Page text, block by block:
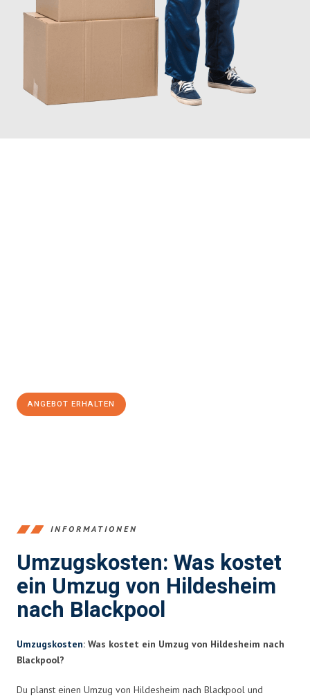
ANGEBOT ERHALTEN
INFORMATIONEN
Umzugskosten: Was kostet
ein Umzug von Hildesheim
nach Blackpool
Umzugskosten: Was kostet ein Umzug von Hildesheim nach
Blackpool?
Du planst einen Umzug von Hildesheim nach Blackpool und